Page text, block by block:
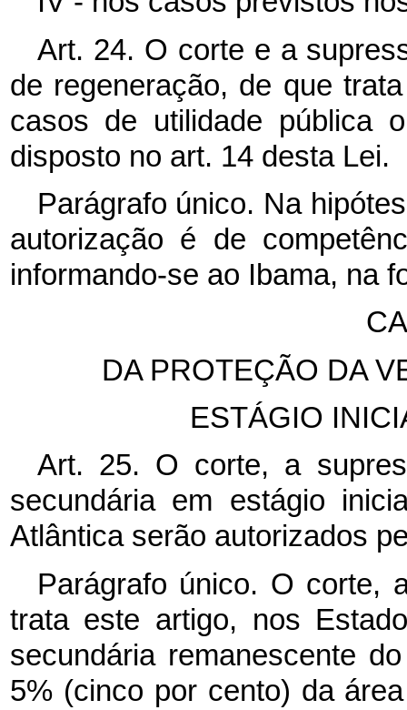
Art. 24. O corte e a
de regeneração, de que
casos de utilidade pública
disposto no art. 14 desta Lei.
Parágrafo único. Na
autorização é de
informando-se ao Ibama, na
DA PROTEÇÃO DA
ESTÁGIO
Art. 25. O corte, a
secundária em estágio
Atlântica serão autorizados
Parágrafo único. O corte,
trata este artigo, nos
secundária remanescente
5% (cinco por cento) da